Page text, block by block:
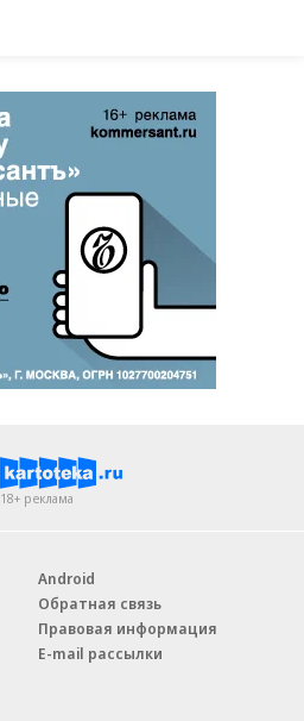
18+ реклама
Android
Обратная связь
Правовая информация
E-mail рассылки